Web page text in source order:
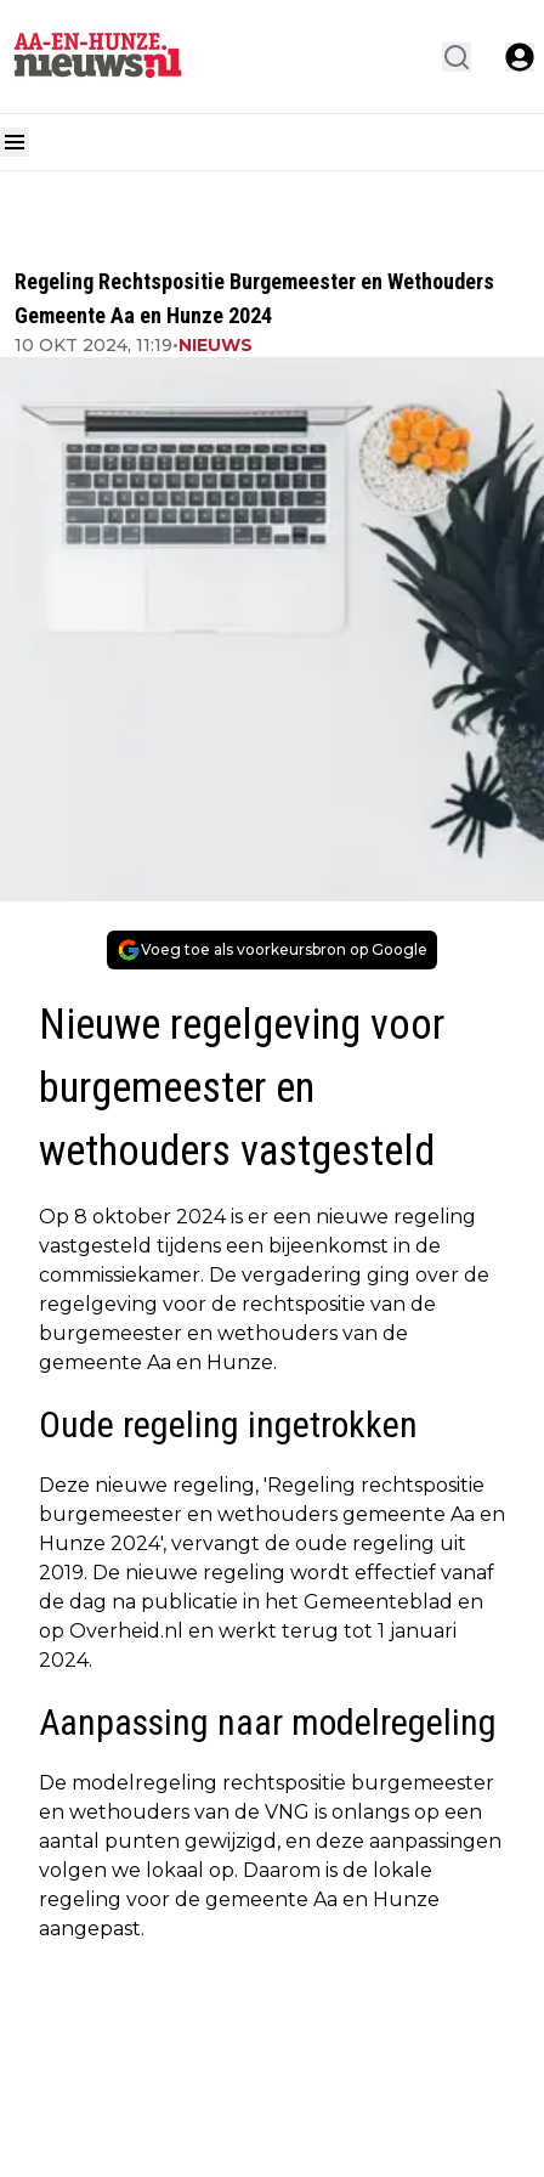
Regeling Rechtspositie Burgemeester en Wethouders
Gemeente Aa en Hunze 2024
10 OKT 2024, 11:19•NIEUWS
Voeg toe als voorkeursbron op Google
Nieuwe regelgeving voor
burgemeester en
wethouders vastgesteld
Op 8 oktober 2024 is er een nieuwe regeling
vastgesteld tijdens een bijeenkomst in de
commissiekamer. De vergadering ging over de
regelgeving voor de rechtspositie van de
burgemeester en wethouders van de
gemeente Aa en Hunze.
Oude regeling ingetrokken
Deze nieuwe regeling, 'Regeling rechtspositie
burgemeester en wethouders gemeente Aa en
Hunze 2024', vervangt de oude regeling uit
2019. De nieuwe regeling wordt effectief vanaf
de dag na publicatie in het Gemeenteblad en
op Overheid.nl en werkt terug tot 1 januari
2024.
Aanpassing naar modelregeling
De modelregeling rechtspositie burgemeester
en wethouders van de VNG is onlangs op een
aantal punten gewijzigd, en deze aanpassingen
volgen we lokaal op. Daarom is de lokale
regeling voor de gemeente Aa en Hunze
aangepast.